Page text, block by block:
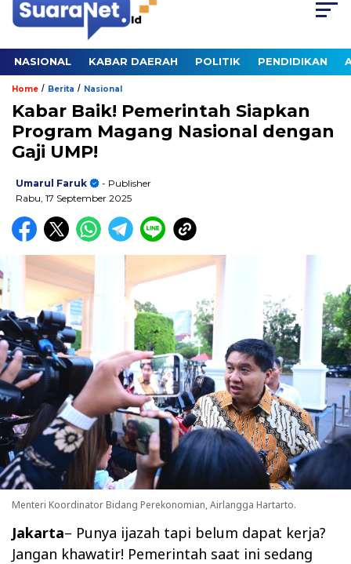
NASIONAL KABAR DAERAH POLITIK PENDIDIKAN
Home / Berita / Nasional
Kabar Baik! Pemerintah Siapkan
Program Magang Nasional dengan
Gaji UMP!
Umarul Faruk
- Publisher
Rabu, 17 September 2025
Menteri Koordinator Bidang Perekonomian, Airlangga Hartarto.
Jakarta– Punya ijazah tapi belum dapat kerja?
Jangan khawatir! Pemerintah saat ini sedang